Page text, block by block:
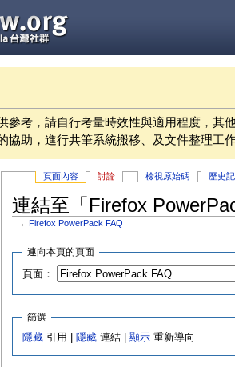
參考，請自行考量時效性與適用程度，其
協助，進行共筆系統搬移、及文件整理工
頁面內容 討論 檢視原始碼 歷史
連結至「Firefox
← Firefox PowerPack FAQ
連向本頁的頁面
頁面：
篩選
隱藏 引用 | 隱藏 連結 |顯示 重新導向